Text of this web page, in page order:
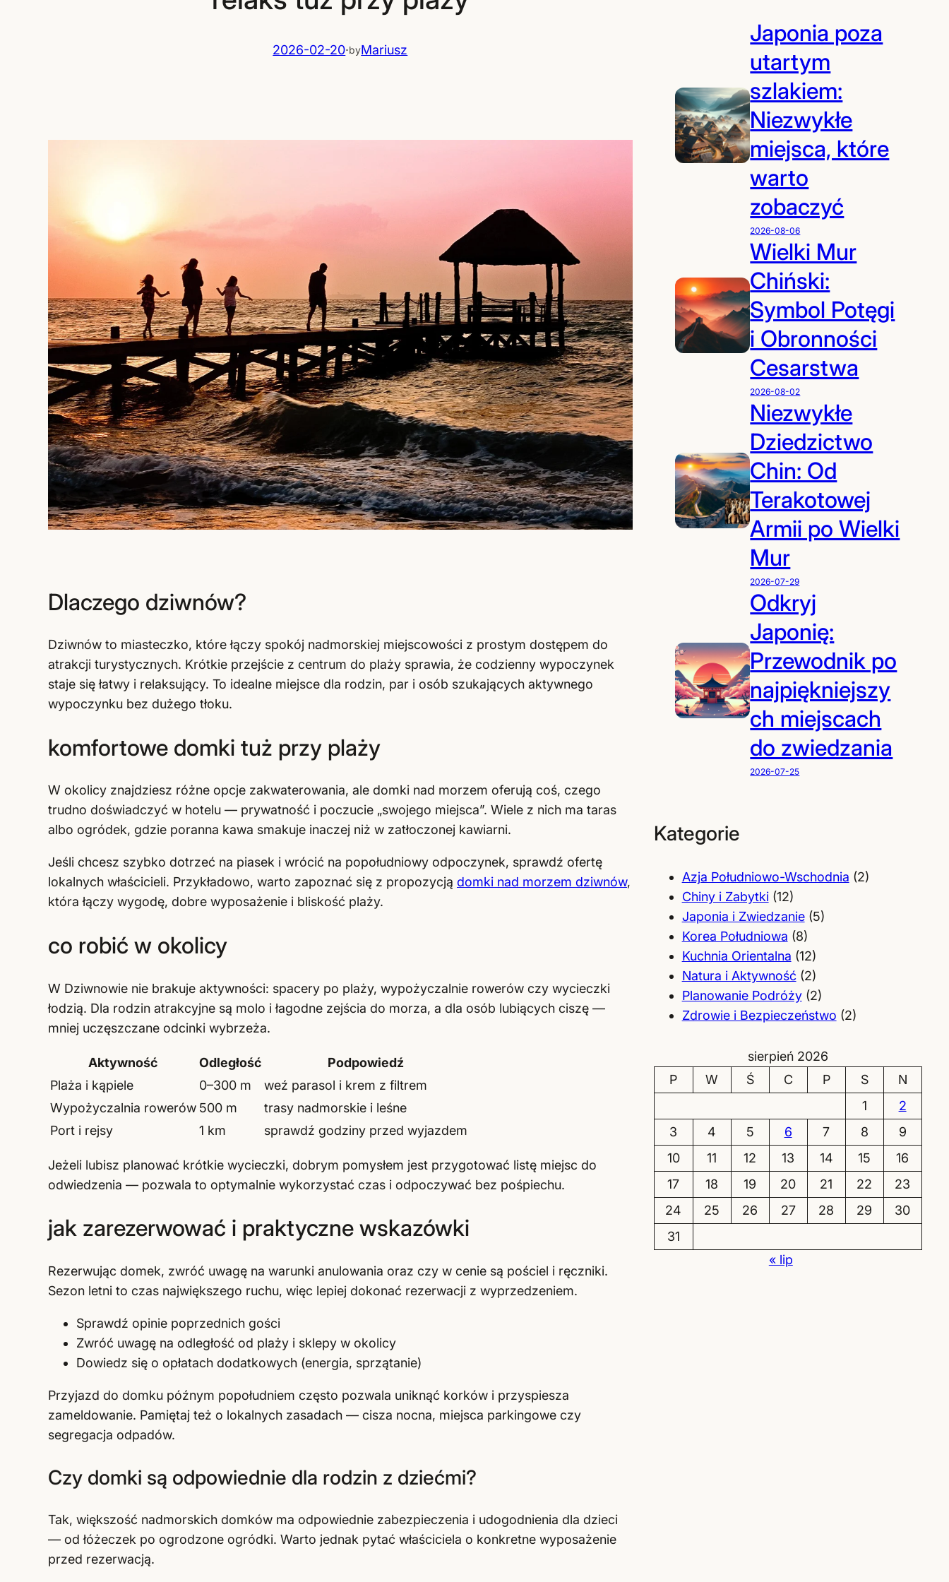
2026-02-20·byMariusz
Dlaczego dziwnów?
Dziwnów to miasteczko, które łączy spokój nadmorskiej miejscowości z prostym dostępem do
atrakcji turystycznych. Krótkie przejście z centrum do plaży sprawia, że codzienny wypoczynek
staje się łatwy i relaksujący. To idealne miejsce dla rodzin, par i osób szukających aktywnego
wypoczynku bez dużego tłoku.
komfortowe domki tuż przy plaży
W okolicy znajdziesz różne opcje zakwaterowania, ale domki nad morzem oferują coś, czego
trudno doświadczyć w hotelu — prywatność i poczucie „swojego miejsca”. Wiele z nich ma taras
albo ogródek, gdzie poranna kawa smakuje inaczej niż w zatłoczonej kawiarni.
Jeśli chcesz szybko dotrzeć na piasek i wrócić na popołudniowy odpoczynek, sprawdź ofertę
lokalnych właścicieli. Przykładowo, warto zapoznać się z propozycją domki nad morzem dziwnów,
która łączy wygodę, dobre wyposażenie i bliskość plaży.
co robić w okolicy
W Dziwnowie nie brakuje aktywności: spacery po plaży, wypożyczalnie rowerów czy wycieczki
łodzią. Dla rodzin atrakcyjne są molo i łagodne zejścia do morza, a dla osób lubiących ciszę —
mniej uczęszczane odcinki wybrzeża.
Aktywność Odległość
Podpowiedź
Plaża i kąpiele
0–300 m
weź parasol i krem z filtrem
Wypożyczalnia rowerów 500 m
trasy nadmorskie i leśne
Port i rejsy
1 km sprawdź godziny przed wyjazdem
Jeżeli lubisz planować krótkie wycieczki, dobrym pomysłem jest przygotować listę miejsc do
odwiedzenia — pozwala to optymalnie wykorzystać czas i odpoczywać bez pośpiechu.
jak zarezerwować i praktyczne wskazówki
Rezerwując domek, zwróć uwagę na warunki anulowania oraz czy w cenie są pościel i ręczniki.
Sezon letni to czas największego ruchu, więc lepiej dokonać rezerwacji z wyprzedzeniem.
Sprawdź opinie poprzednich gości
Zwróć uwagę na odległość od plaży i sklepy w okolicy
Dowiedz się o opłatach dodatkowych (energia, sprzątanie)
Przyjazd do domku późnym popołudniem często pozwala uniknąć korków i przyspiesza
zameldowanie. Pamiętaj też o lokalnych zasadach — cisza nocna, miejsca parkingowe czy
segregacja odpadów.
Czy domki są odpowiednie dla rodzin z dziećmi?
Tak, większość nadmorskich domków ma odpowiednie zabezpieczenia i udogodnienia dla dzieci
— od łóżeczek po ogrodzone ogródki. Warto jednak pytać właściciela o konkretne wyposażenie
przed rezerwacją.
Japonia poza
utartym
szlakiem:
Niezwykłe
miejsca, które
warto
zobaczyć
2026-08-06
Wielki Mur
Chiński:
Symbol Potęgi
i Obronności
Cesarstwa
2026-08-02
Niezwykłe
Dziedzictwo
Chin: Od
Terakotowej
Armii po Wielki
Mur
2026-07-29
Odkryj
Japonię:
Przewodnik po
najpiękniejszy
ch miejscach
do zwiedzania
2026-07-25
Kategorie
Azja Południowo-Wschodnia (2)
Chiny i Zabytki(12)
Japonia i Zwiedzanie(5)
Korea Południowa (8)
Kuchnia Orientalna (12)
Natura i Aktywność(2)
Planowanie Podróży(2)
Zdrowie i Bezpieczeństwo (2)
sierpień 2026
P
W Ś C P S
N
1
2
3
4 5 6 7 8
9
10
11 12 13 14 15
16
17
18 19 20 21 22
23
24
25 26 27 28 29
30
31
« lip